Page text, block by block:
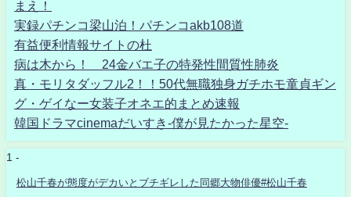
まえ！
実録パチンコ梁山泊！パチンコakb108道
有益便利情報サイトの杜
病は木から！ 24金バエ子の特発性間質性肺炎
真・モリタダッフル2！！50代無職独身ガチホモ童貞ギン
グ・ゲイなー女装子オネエ的まとめ速報
韓国ドラマcinemaだいすき-僕が見たかった星空-
1 -
松山千春が態度がデカいとブチギレした同郷大物俳優#松山千春